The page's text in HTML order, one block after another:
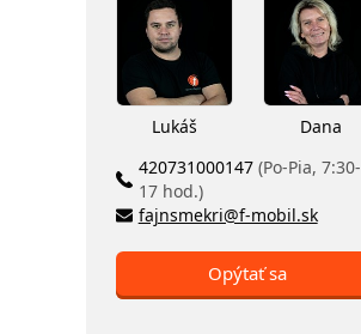
Lukáš
Dana
420731000147 (Po-Pia, 7:30-
17 hod.)
fajnsmekri@f-mobil.sk
Opýtať sa